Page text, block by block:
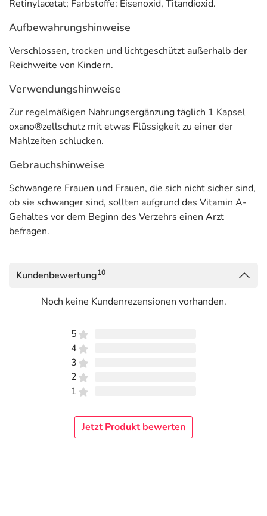
Oxano Zellschutz unterstützt damit den Körper bei den
vielfältigen Belastungen des Alltags als regelmäßige
Ergänzung der täglichen Nährstoffzufuhr.
Die Zusammensetzung von Oxano Zellschutz
Erkenntnisse.
Hinweise
Vegan. Glutenfrei. Laktosefrei.
Adresse des Lebensmittel-Unternehmens
(formula) Müller-Wohlfahrt Health & Fitness AG
Konrad-Zuse-Platz 8
81829 München
Informationen zu diesem Lebensmittel (wie z. B. Zutaten,
Retinylacetat; Farbstoffe: Eisenoxid, Titandioxid.
Aufbewahrungshinweise
Verschlossen, trocken und lichtgeschützt außerhalb der
Reichweite von Kindern.
Verwendungshinweise
Zur regelmäßigen Nahrungsergänzung täglich 1 Kapsel
oxano®zellschutz mit etwas Flüssigkeit zu einer der
Mahlzeiten schlucken.
Gebrauchshinweise
Schwangere Frauen und Frauen, die sich nicht sicher sind,
ob sie schwanger sind, sollten aufgrund des Vitamin A-
Gehaltes vor dem Beginn des Verzehrs einen Arzt
befragen.
Kundenbewertung10
Noch keine Kundenrezensionen vorhanden.
5
4
3
2
1
Jetzt Produkt bewerten